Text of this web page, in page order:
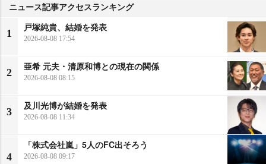
ニュース記事アクセスランキング
1
戸塚純貴、結婚を発表
2026-08-08 17:54
2
亜希 元夫・清原和博との現在の関係
2026-08-08 08:15
3
及川光博が結婚を発表
2026-08-08 11:34
4
「株式会社嵐」5人のFC出そろう
2026-08-08 09:17